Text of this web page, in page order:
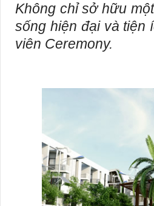
Không chỉ sở hữu
sống hiện đại và tiện
viên Ceremony.